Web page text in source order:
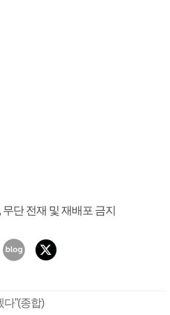
단 전재 및 재배포 금지
다”(종합)